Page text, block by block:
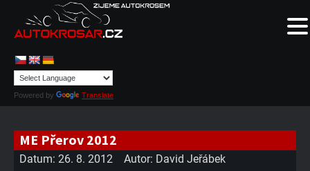
Powered by Translate
ME Přerov 2012
Datum: 26. 8. 2012 Autor: David Jeřábek